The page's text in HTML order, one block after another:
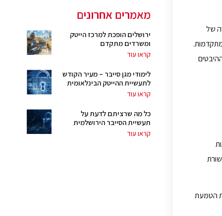
של
הטמעת
מאמרים אחרונים
ירושלים הופכת למרכז הייטק
ומשרדים מתקדם
קראו עוד
לימודי מגן סייבר – מעיר הקודש
לתעשיית ההייטק הבינלאומית
קראו עוד
כל מה שרציתם לדעת על
תעשיית הסייבר הירושלמית
קראו עוד